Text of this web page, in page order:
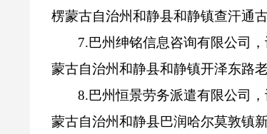
楞蒙古自治州和静县和静镇查汗通
7.巴州绅铭信息咨询有限公司
蒙古自治州和静县和静镇开泽东路
8.巴州恒景劳务派遣有限公司
蒙古自治州和静县巴润哈尔莫敦镇